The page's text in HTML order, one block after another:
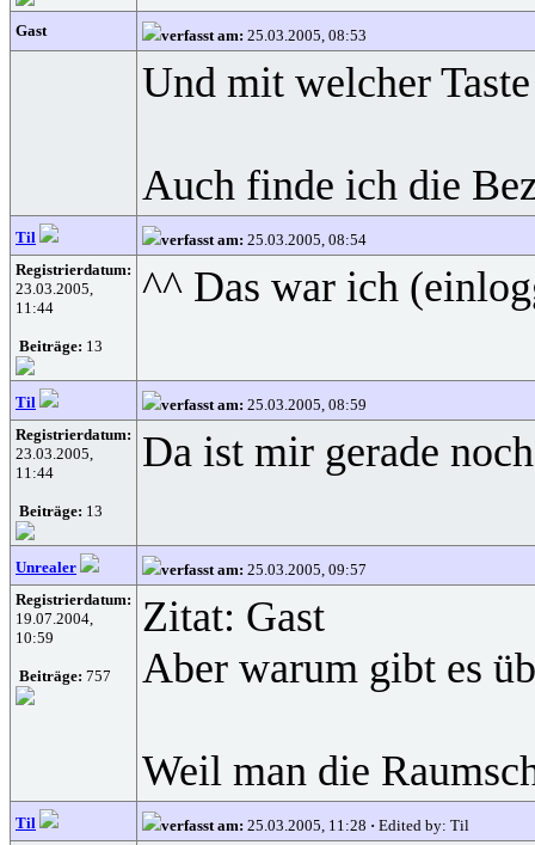
Gast verfasst am: 25.03.2005, 08:53
Und mit welcher
Auch finde ich die
Til verfasst am: 25.03.2005, 08:54
Registrierdatum:
23.03.2005,
11:44
Beiträge: 13
^^ Das war ich
Til verfasst am: 25.03.2005, 08:59
Registrierdatum:
23.03.2005,
11:44
Beiträge: 13
Da ist mir gerade
Unrealer verfasst am: 25.03.2005, 09:57
Registrierdatum:
19.07.2004,
10:59
Beiträge: 757
Zitat: Gast
Aber warum gibt es
Weil man die
Til verfasst am: 25.03.2005, 11:28 · Edited by: Til